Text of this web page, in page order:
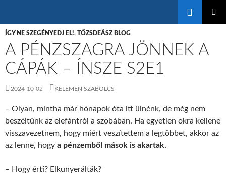
A
TARTALOMBA
ÍGY NE SZEGÉNYEDJ EL!, TŐZSDEÁSZ BLOG
A PÉNZSZAGRA JÖNNEK A
CÁPÁK – ÍNSZE S2E1
2024-10-02 KELEMEN SZABOLCS
– Olyan, mintha már hónapok óta itt ülnénk, de még nem
beszéltünk az elefántról a szobában. Ha egyetlen okra kellene
visszavezetnem, hogy miért veszítettem a legtöbbet, akkor az
az lenne, hogy a pénzemből mások is akartak.
– Hogy érti? Elkunyerálták?